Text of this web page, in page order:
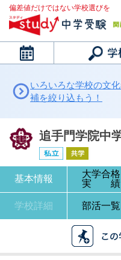
偏差値だけではない学校選びを
カレンダー
いろいろな学校の文
補を絞り込もう！
追手門学院中
基本情報
大学合格
実 績
学校詳細 部活一覧